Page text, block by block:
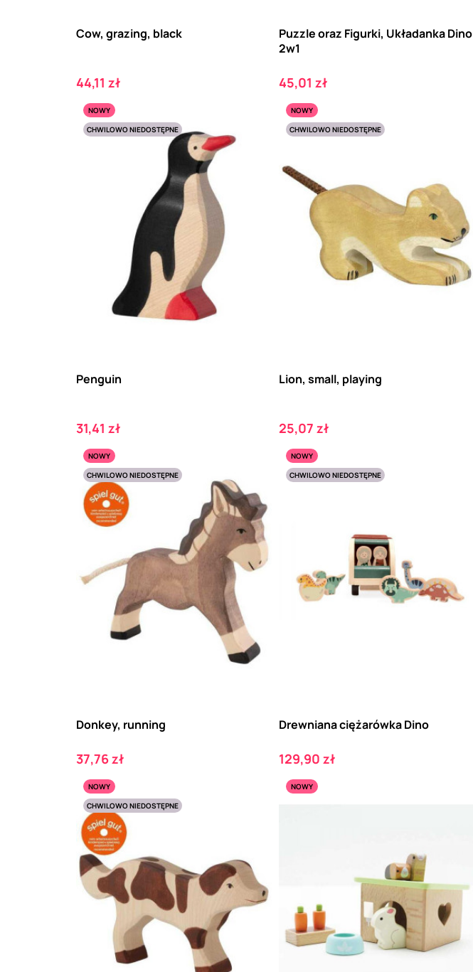
Cow, grazing, black
Cena
44,11 zł
Puzzle oraz Figurki, Układanka Dino
2w1
Cena
45,01 zł
NOWY
CHWILOWO NIEDOSTĘPNE
Penguin
Cena
31,41 zł
NOWY
CHWILOWO NIEDOSTĘPNE
Lion, small, playing
Cena
25,07 zł
NOWY
CHWILOWO NIEDOSTĘPNE
Donkey, running
Cena
37,76 zł
NOWY
CHWILOWO NIEDOSTĘPNE
Drewniana ciężarówka Dino
Cena
129,90 zł
NOWY
CHWILOWO NIEDOSTĘPNE
NOWY